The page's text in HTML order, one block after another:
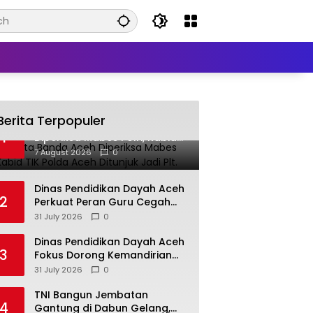
Terpopuler
1
Kapolresta Banda Aceh
Diperiksa Mabes Polri, Kabid
TIK Polda Aceh Ditunjuk Jadi
Plt.
7 August 2026 0
2
Dinas Pendidikan Dayah Aceh
Perkuat Peran Guru Cegah
Kekerasan dan Perundungan
31 July 2026 0
3
Dinas Pendidikan Dayah Aceh
Fokus Dorong Kemandirian
1.827 Dayah
31 July 2026 0
4
TNI Bangun Jembatan
Gantung di Dabun Gelang,